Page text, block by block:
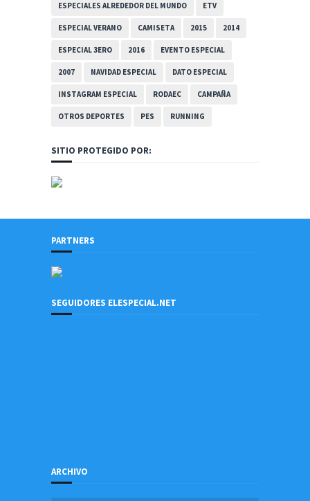
ESPECIALES ALREDEDOR DEL MUNDO ETV
ESPECIAL VERANO CAMISETA 2015 2014
ESPECIAL 3ERO 2016 EVENTO ESPECIAL
2007 NAVIDAD ESPECIAL DATO ESPECIAL
INSTAGRAM ESPECIAL RODAEC CAMPAÑA
OTROS DEPORTES PES RUNNING
SITIO PROTEGIDO POR:
PARTNERS
SEGUIDORES ELESPECIAL.NET
ARCHIVO